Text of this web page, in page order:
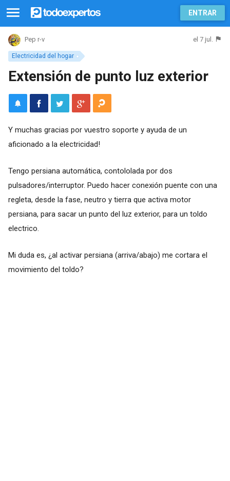
ENTRAR
Electricidad del hogar
Pep r-v el 7 jul.
Extensión de punto luz exterior
Y muchas gracias por vuestro soporte y ayuda de un
aficionado a la electricidad!
Tengo persiana automática, contololada por dos
pulsadores/interruptor. Puedo hacer conexión puente con una
regleta, desde la fase, neutro y tierra que activa motor
persiana, para sacar un punto del luz exterior, para un toldo
electrico.
Mi duda es, ¿al activar persiana (arriva/abajo) me cortara el
movimiento del toldo?